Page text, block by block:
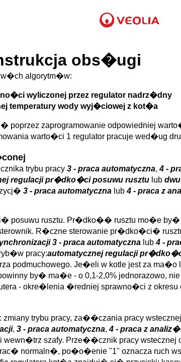
obs�ugi
algorytm�w:
wyliczonej przez regulator nadrz�dny
temperatury wody wyj�ciowej z kot�a
poprzez zaprogramowanie odpowiedniej
warto�ci 1 regulator pracuje wed�ug
trybu pracy 3 - praca automatyczna,4 -
regulacji pr�dko�ci posuwu rusztu lub
3 - praca automatyczna lub4 - praca z
rusztu. Pr�dko�� rusztu mo�e by�
sterownik. R�czne sterowanie pr�dko�ci�
3 - praca automatyczna lub4 -
pracy:automatycznej regulacji
Je�eli w kotle jest za
by� ma�e - o 0,1-2,0% jednorazowo,
- okre�lenia �redniej sprawno�ci z okresu
trybu pracy, za��czania pracy
, 3 - praca automatyczna,4 - praca z analiz�
szafy. Prze��cznik pracy
normaln�, po�o�enie "1" oznacza ruch